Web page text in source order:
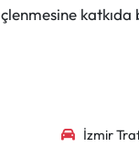
katkıda
İzmir